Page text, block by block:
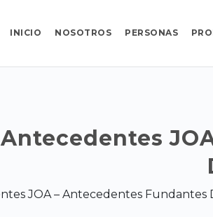
INICIO NOSOTROS PERSONAS
Antecedentes